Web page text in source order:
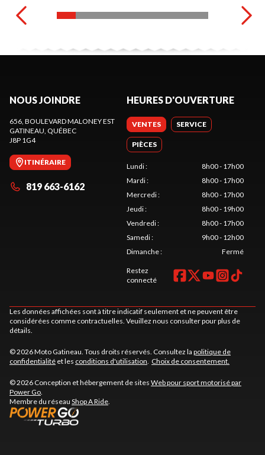
NOUS JOINDRE
656, BOULEVARD MALONEY EST
GATINEAU , QUÉBEC
J8P 1G4
ITINÉRAIRE
819 663-6162
HEURES D'OUVERTURE
VENTES SERVICE
PIÈCES
Lundi:
8h00 - 17h00
Mardi:
8h00 - 17h00
Mercredi:
8h00 - 17h00
Jeudi:
8h00 - 19h00
Vendredi:
8h00 - 17h00
Samedi:
9h00 - 12h00
Dimanche: Fermé
Restez
connecté
Les données affichées sont à titre indicatif seulement et ne peuvent être
considérées comme contractuelles. Veuillez nous consulter pour plus de
détails.
© 2026 Moto Gatineau. Tous droits réservés. Consultez la politique de
confidentialité et les conditions d'utilisation Choix de consentement.
© 2026 Conception et hébergement de sites Web pour sport motorisé par
Power Go
Membre du réseau Shop A Ride